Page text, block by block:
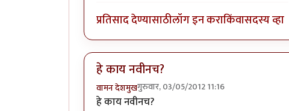
प्रतिसाद देण्यासाठीलॉग इन कराकिंवासदस्य व्हा
हे काय नवीनच?
वामन देशमुखगुरुवार, 03/05/2012 11:16
हे काय नवीनच?